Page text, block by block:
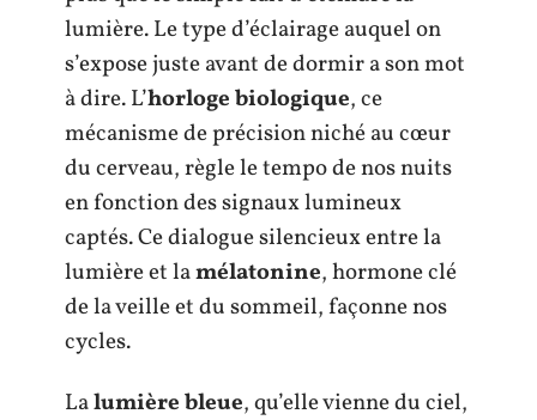
lumière. Le type d’éclairage auquel on
s’expose juste avant de dormir a son mot
à dire. L’horloge biologique, ce
mécanisme de précision niché au cœur
du cerveau, règle le tempo de nos nuits
en fonction des signaux lumineux
captés. Ce dialogue silencieux entre la
lumière et lamélatonine, hormone clé
de la veille et du sommeil, façonne nos
cycles.
Lalumière bleue, qu’elle vienne du ciel,